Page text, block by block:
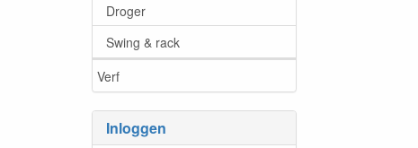
Droger
Swing & rack
Verf
Inloggen